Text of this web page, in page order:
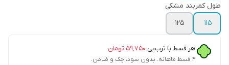
طول کمربند مشکی
۱۱۵
۱۲۵
هر قسط با ترب‌پی:۵۹٬۷۵۰ تومان
۴ قسط ماهانه. بدون سود، چک و ضامن.